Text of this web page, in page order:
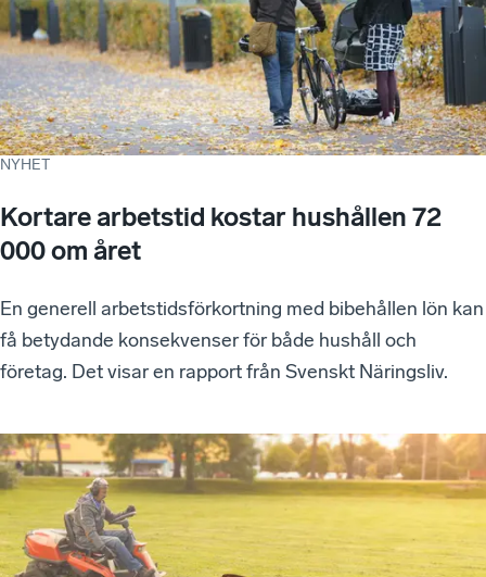
NYHET
Kortare arbetstid kostar hushållen 72
000 om året
En generell arbetstidsförkortning med bibehållen lön kan
få betydande konsekvenser för både hushåll och
företag. Det visar en rapport från Svenskt Näringsliv.